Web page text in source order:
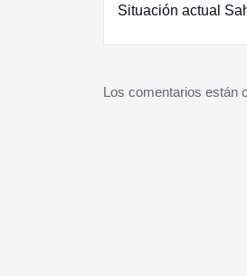
Situación actual
Los comentarios están